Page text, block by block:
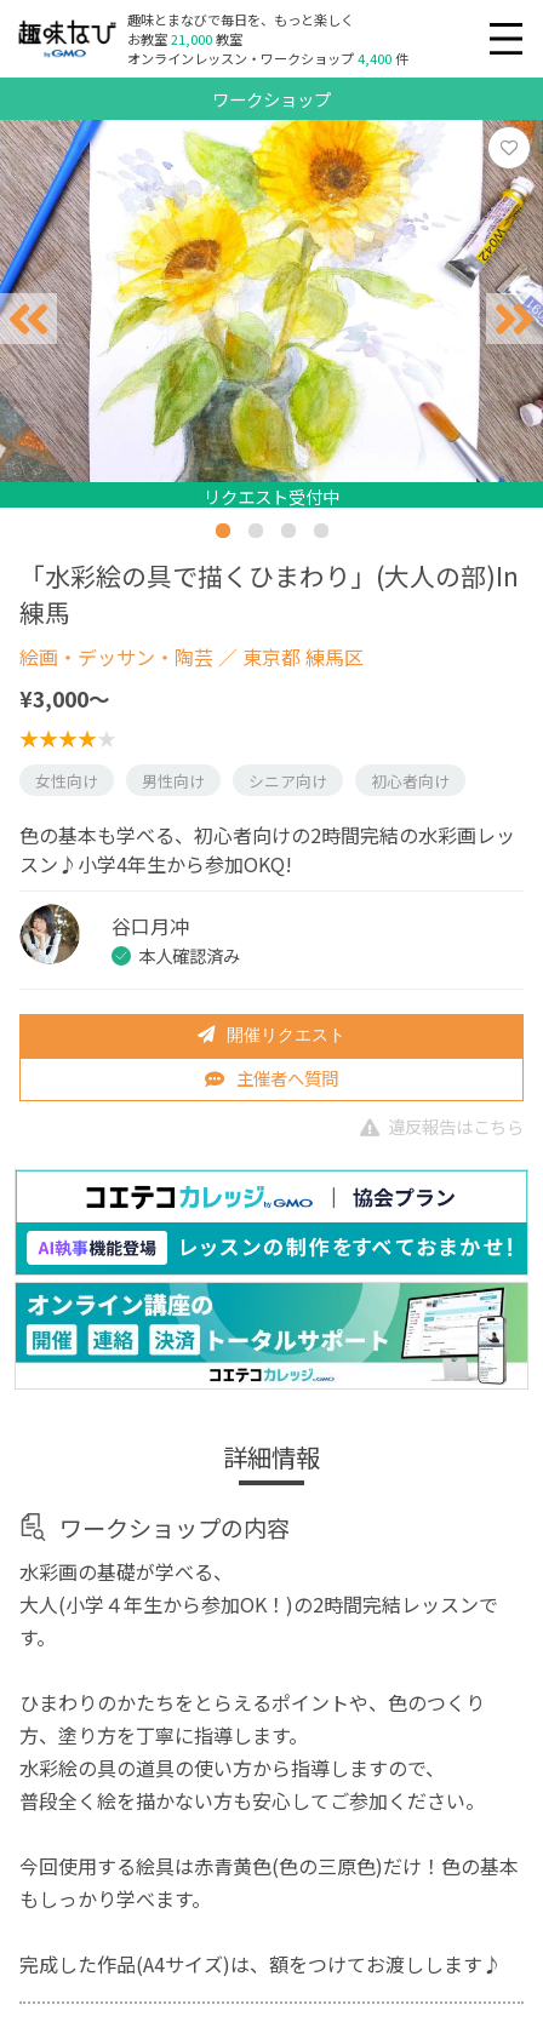
趣味とまなびで毎日を、もっと楽しく
お教室21,000教室
オンラインレッスン・ワークショップ4,400件
ワークショップ
リクエスト受付中
リクエスト受付中
リクエスト受付中
リクエスト受付中
リクエスト受付中
「水彩絵の具で描くひまわり」(大人の部)In
練馬
絵画・デッサン・陶芸 ／ 東京都 練馬区
¥3,000〜
女性向け 男性向け シニア向け 初心者向け
色の基本も学べる、初心者向けの2時間完結の水彩画レッ
スン♪小学4年生から参加OKQ!
谷口月冲
本人確認済み
開催リクエスト
主催者へ質問
違反報告はこちら
詳細情報
ワークショップの内容
水彩画の基礎が学べる、
大人(小学４年生から参加OK！)の2時間完結レッスンで
す。
ひまわりのかたちをとらえるポイントや、色のつくり
方、塗り方を丁寧に指導します。
水彩絵の具の道具の使い方から指導しますので、
普段全く絵を描かない方も安心してご参加ください。
今回使用する絵具は赤青黄色(色の三原色)だけ！色の基本
もしっかり学べます。
完成した作品(A4サイズ)は、額をつけてお渡しします♪